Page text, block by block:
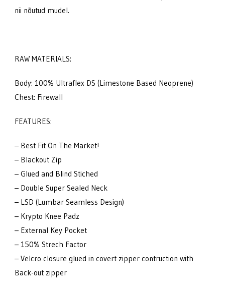
nii nõutud mudel.
RAW MATERIALS:
Body: 100% Ultraflex DS (Limestone Based Neoprene)
Chest: Firewall
FEATURES:
– Best Fit On The Market!
– Blackout Zip
– Glued and Blind Stiched
– Double Super Sealed Neck
– LSD (Lumbar Seamless Design)
– Krypto Knee Padz
– External Key Pocket
– 150% Strech Factor
– Velcro closure glued in covert zipper contruction with
Back-out zipper